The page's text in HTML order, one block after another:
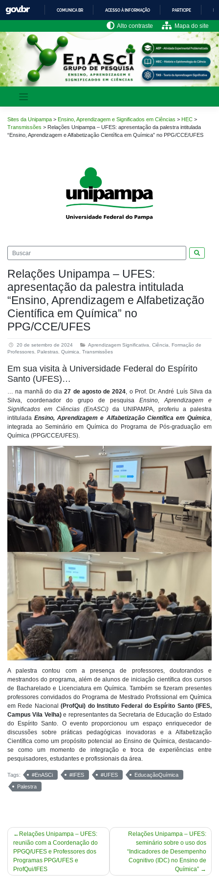
para
o
conteúdo
IR
PARA
O
COMUNICA BR ACESSO À INFORMAÇÃO PARTICIPE
Alto contraste Mapa do site
Sites da Unipampa > Ensino, Aprendizagem e Significados em Ciências > HEC >
Transmissões > Relações Unipampa – UFES: apresentação da palestra intitulada
“Ensino, Aprendizagem e Alfabetização Científica em Química” no PPG/CCE/UFES
Relações Unipampa – UFES:
apresentação da palestra intitulada
“Ensino, Aprendizagem e Alfabetização
Científica em Química” no
PPG/CCE/UFES
20 de setembro de 2024 Aprendizagem Significativa, Ciência, Formação de
Professores, Palestras, Quimica, Transmissões
Em sua visita à Universidade Federal do Espírito
Santo (UFES)…
… na manhã do dia27 de agosto de 2024, o Prof. Dr. André Luís Silva da
Silva, coordenador do grupo de pesquisa Ensino, Aprendizagem e
Significados em Ciências (EnASCi) da UNIPAMPA, proferiu a palestra
intituladaEnsino, Aprendizagem e Alfabetização Científica em Química,
integrada ao Seminário em Química do Programa de Pós-graduação em
Química (PPG/CCE/UFES).
A palestra contou com a presença de professores, doutorandos e
mestrandos do programa, além de alunos de iniciação científica dos cursos
de Bacharelado e Licenciatura em Química. Também se fizeram presentes
professores convidados do Programa de Mestrado Profissional em Química
em Rede Nacional(ProfQui) do Instituto Federal do Espírito Santo (IFES,
Campus Vila Velha)e representantes da Secretaria de Educação do Estado
do Espírito Santo. O evento proporcionou um espaço enriquecedor de
discussões sobre práticas pedagógicas inovadoras e a Alfabetização
Científica como um propósito potencial ao Ensino de Química, destacando-
se como um momento de integração e troca de experiências entre
pesquisadores, estudantes e profissionais da área.
Tags: #EnASCi #IFES #UFES
EducaçãoQuímica
Palestra
Navegação
de
Post
Relações Unipampa – UFES:
reunião com a Coordenação do
PPGQ/UFES e Professores dos
Programas PPG/UFES e
ProfQui/IFES
Relações Unipampa – UFES:
seminário sobre o uso dos
“Indicadores de Desempenho
Cognitivo (IDC) no Ensino de
Química”